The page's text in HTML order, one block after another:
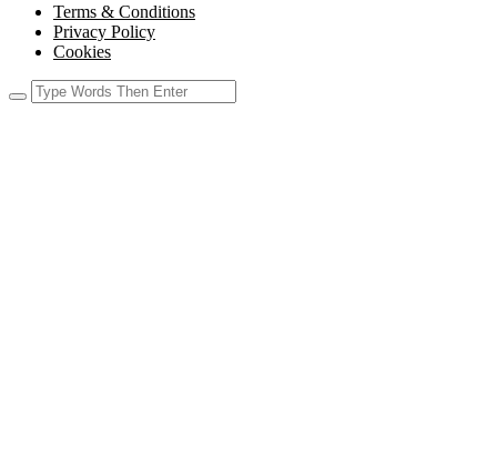
Terms & Conditions
Privacy Policy
Cookies